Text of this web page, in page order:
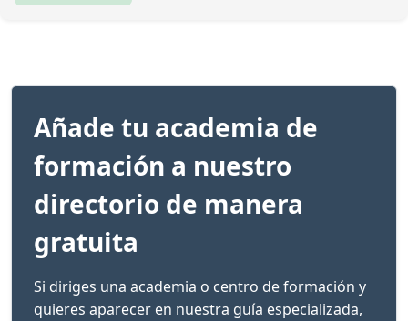
Añade tu academia de
formación a nuestro
directorio de manera
gratuita
Si diriges una academia o centro de formación y
quieres aparecer en nuestra guía especializada,